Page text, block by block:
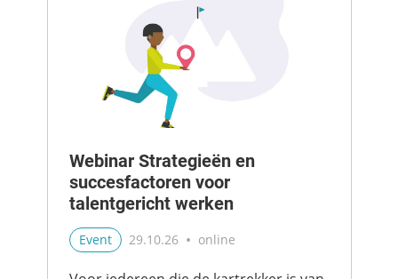
Webinar Strategieën en
succesfactoren voor
talentgericht werken
Event 29.10.26 • online